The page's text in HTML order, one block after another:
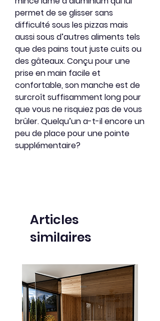
permet de se glisser sans
difficulté sous les pizzas mais
aussi sous d’autres aliments tels
que des pains tout juste cuits ou
des gâteaux. Conçu pour une
prise en main facile et
confortable, son manche est de
surcroît suffisamment long pour
que vous ne risquiez pas de vous
brûler. Quelqu’un a-t-il encore un
peu de place pour une pointe
supplémentaire?
Articles
similaires